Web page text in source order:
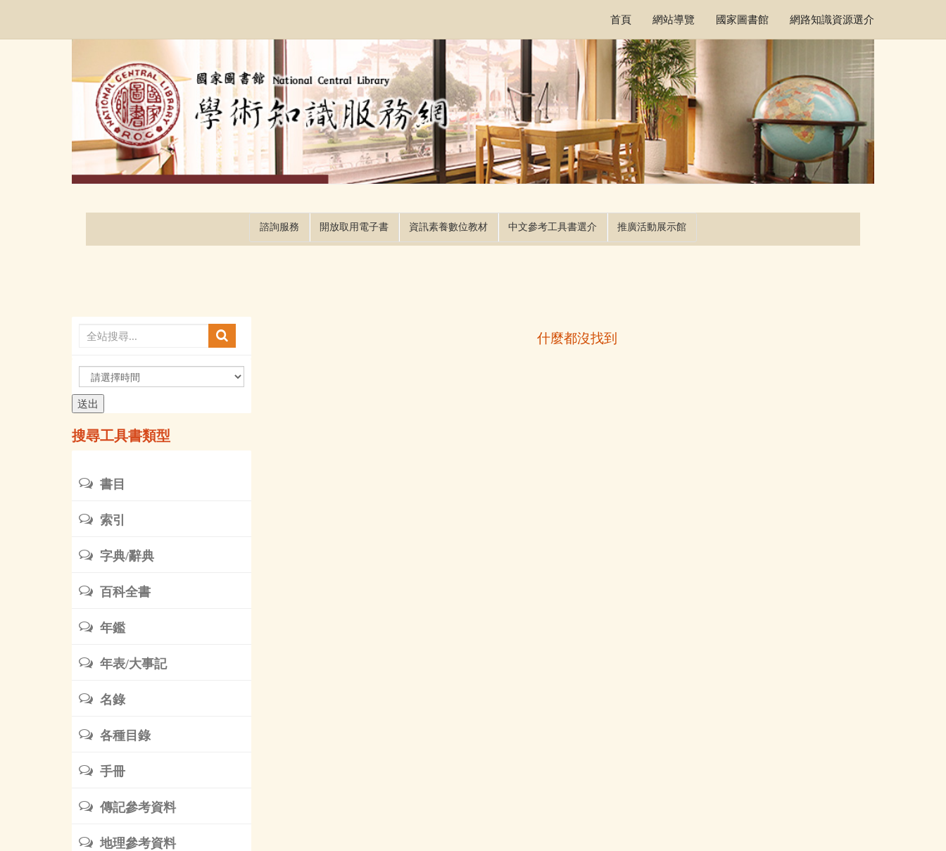
首頁
網站導覽 國家圖書館 網路知識資源選介
諮詢服務 開放取用電子書 資訊素養數位教材 中文參考工具書選介 推廣活動展示館
選
擇
時
間
搜尋工具書類型
書目
索引
字典/辭典
百科全書
年鑑
年表/大事記
名錄
各種目錄
手冊
傳記參考資料
地理參考資料
什麼都沒找到